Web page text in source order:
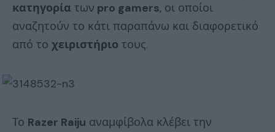
κατηγορία των pro gamers, οι οποίοι
αναζητούν το κάτι παραπάνω και διαφορετικό
από το χειριστήριο τους.
Το Razer Raiju αναμφίβολα κλέβει την